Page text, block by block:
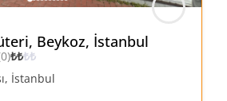
Beykoz, İstanbul
₺₺₺₺
, İstanbul